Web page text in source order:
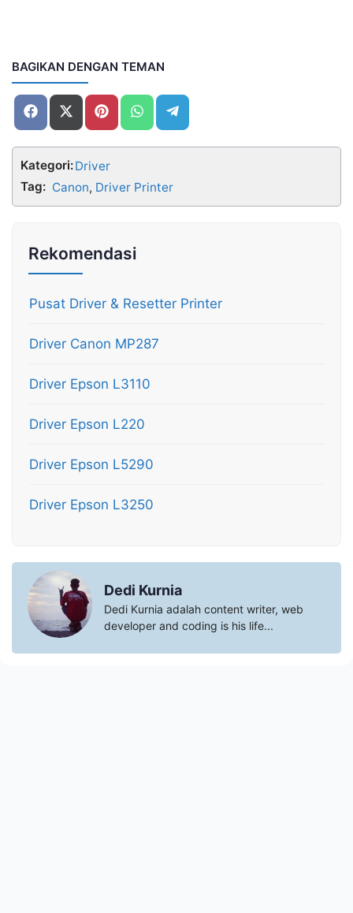
BAGIKAN DENGAN TEMAN
Share
on
Share
on
(Twitter)
Share
on
Share
on
on
Kategori:Driver
Tag: Canon, Driver Printer
Rekomendasi
Pusat Driver & Resetter Printer
Driver Canon MP287
Driver Epson L3110
Driver Epson L220
Driver Epson L5290
Driver Epson L3250
Dedi Kurnia
Dedi Kurnia adalah content writer, web
developer and coding is his life...